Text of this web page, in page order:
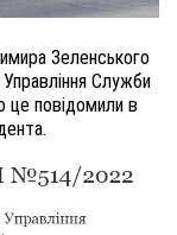
Зеленського
Служби
це повідомили в